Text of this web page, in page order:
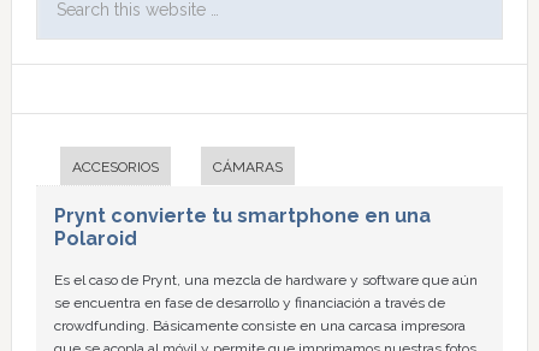
ACCESORIOS CÁMARAS
Prynt convierte tu smartphone en una
Polaroid
Es el caso de Prynt, una mezcla de hardware y software que aún
se encuentra en fase de desarrollo y financiación a través de
crowdfunding. Básicamente consiste en una carcasa impresora